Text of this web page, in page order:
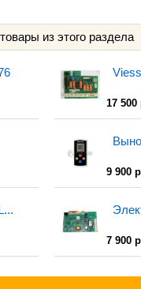
из этого раздела
17 500
9 900
7 900